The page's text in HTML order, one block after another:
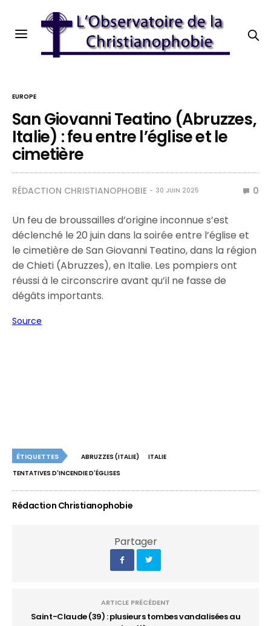
EUROPE
San Giovanni Teatino (Abruzzes,
Italie) : feu entre l’église et le
cimetière
RÉDACTION CHRISTIANOPHOBIE 30 JUIN 2025 0
Un feu de broussailles d’origine inconnue s’est
déclenché le 20 juin dans la soirée entre l’église et
le cimetière de San Giovanni Teatino, dans la région
de Chieti (Abruzzes), en Italie. Les pompiers ont
réussi à le circonscrire avant qu’il ne fasse de
dégâts importants.
Source
ÉTIQUETTES ABRUZZES (ITALIE)
ITALIE
TENTATIVES D'INCENDIE D'ÉGLISES
Rédaction Christianophobie
Partager
ARTICLE PRÉCÉDENT
Saint-Claude (39) : plusieurs tombes vandalisées au